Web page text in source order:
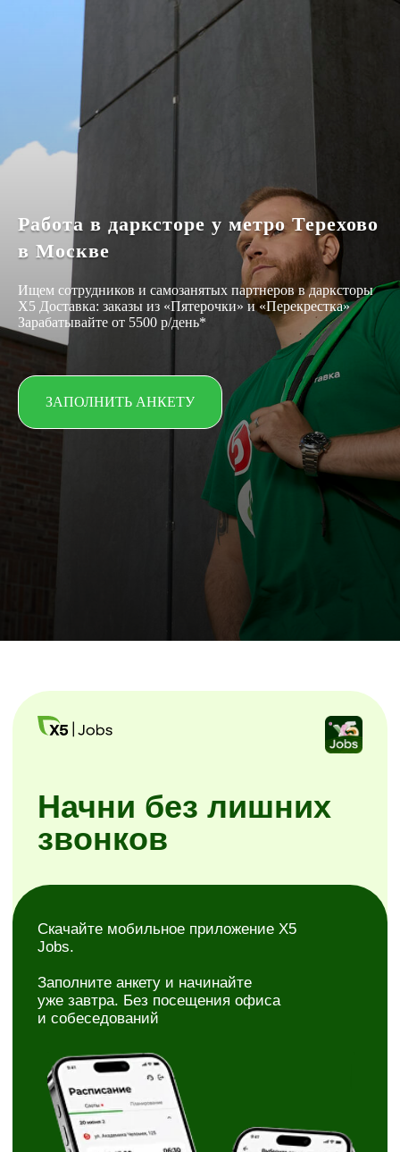
Работа в дарксторе у метро Терехово
в Москве
Ищем сотрудников и самозанятых партнеров в дарксторы
Х5 Доставка: заказы из «Пятерочки» и «Перекрестка»
Зарабатывайте от 5500 р/день*
ЗАПОЛНИТЬ АНКЕТУ
Начни без лишних
Районы на выбор
Самостоятельное планирование смен
Заполните анкету и начинайте
уже завтра. Без посещения офиса
и собеседований